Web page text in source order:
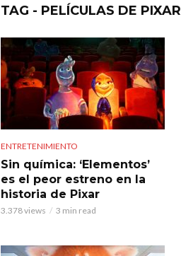
TAG - PELÍCULAS DE PIXAR
ENTRETENIMIENTO
Sin química: ‘Elementos’
es el peor estreno en la
historia de Pixar
3.378 views 3 min read